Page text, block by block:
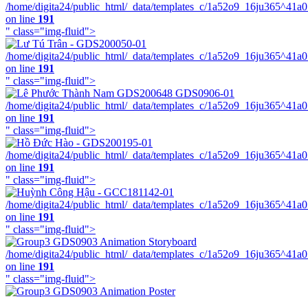
/home/digita24/public_html/_data/templates_c/
on line 191
" class="img-fluid">
/home/digita24/public_html/_data/templates_c/
on line 191
" class="img-fluid">
/home/digita24/public_html/_data/templates_c/
on line 191
" class="img-fluid">
/home/digita24/public_html/_data/templates_c/
on line 191
" class="img-fluid">
/home/digita24/public_html/_data/templates_c/
on line 191
" class="img-fluid">
/home/digita24/public_html/_data/templates_c/
on line 191
" class="img-fluid">